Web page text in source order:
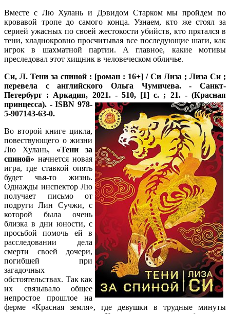
Вместе с Лю Хулань и Дэвидом Старком мы пройдем по
кровавой тропе до самого конца. Узнаем, кто же стоял за
серией ужасных по своей жестокости убийств, кто прятался в
тени, хладнокровно просчитывая все последующие шаги, как
игрок в шахматной партии. А главное, какие мотивы
преследовал этот хищник в человеческом обличье.
Си, Л. Тени за спиной : [роман : 16+] / Си Лиза ; Лиза Си ;
перевела с английского Ольга Чумичева. - Санкт-
Петербург : Аркадия, 2021. - 510, [1] с. ; 21. - (Красная
принцесса). - ISBN 978-
5-907143-63-0.
Во второй книге цикла,
повествующего о жизни
Лю Хулань, «Тени за
спиной» начнется новая
игра, где ставкой опять
будет чья-то жизнь.
Однажды инспектор Лю
получает письмо от
подруги Лин Сучжи, с
которой была очень
близка в дни юности, с
просьбой помочь ей в
расследовании дела
смерти своей дочери,
погибшей при
загадочных
обстоятельствах. Так как
их связывало общее
непростое прошлое на
ферме «Красная земля», где девушки в трудные минуты